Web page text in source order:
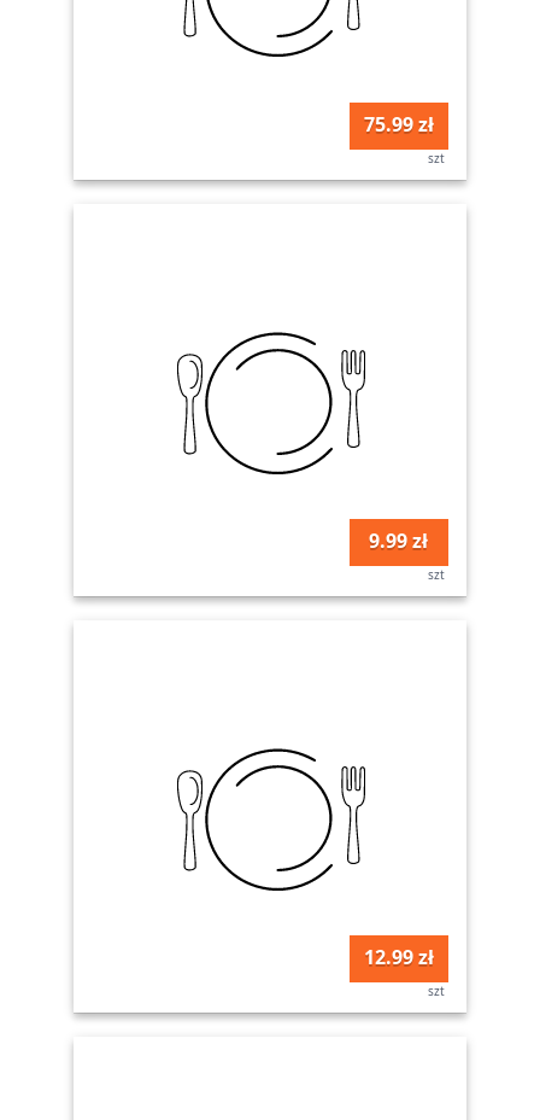
75.99 zł
szt
9.99 zł
szt
12.99 zł
szt